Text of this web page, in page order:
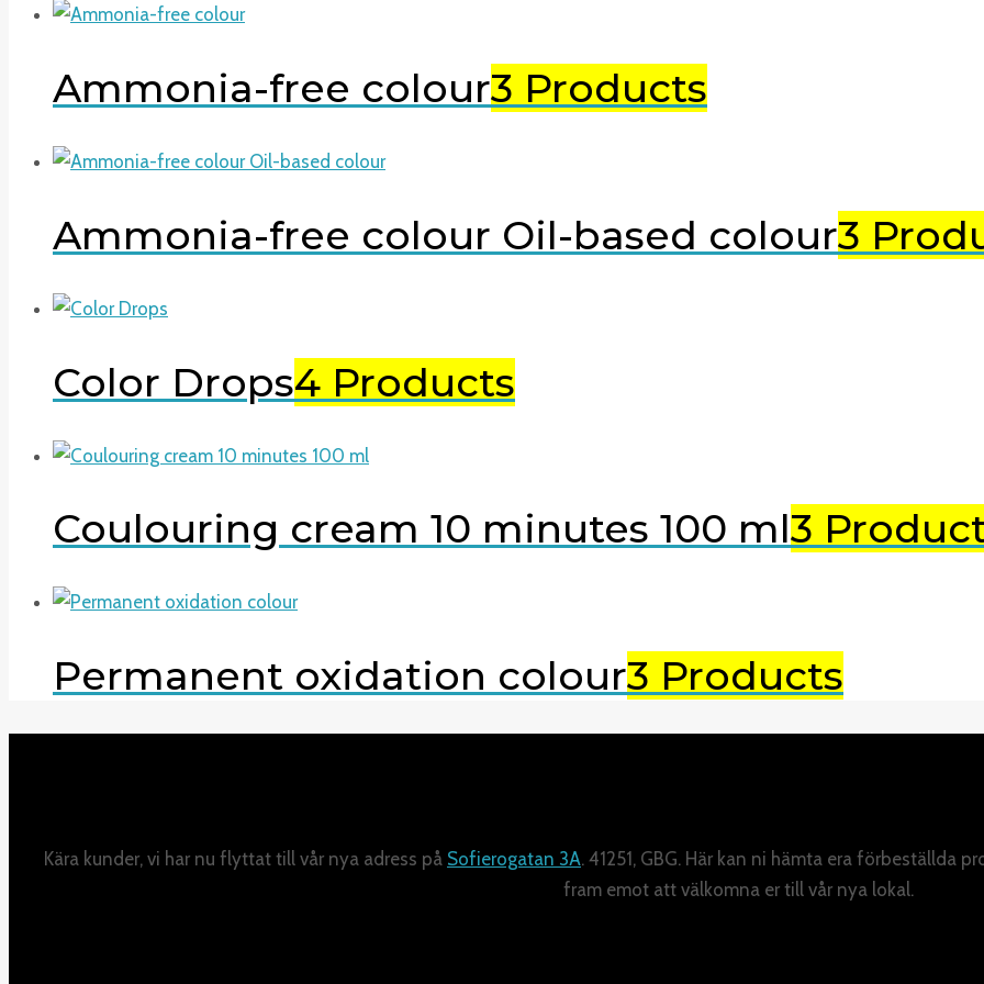
Ammonia-free colour3 Products
Ammonia-free colour Oil-based colour3
Color Drops4 Products
Coulouring cream 10 minutes 100 ml3
Permanent oxidation colour3 Products
Kära kunder, vi har nu flyttat till vår nya adress på Sofierogatan 3A. 41251, GBG. Här kan ni hämta era förbeställda
fram emot att välkomna er till vår nya lokal.